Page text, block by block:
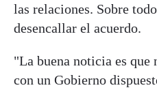
las relaciones. Sobre
desencallar el acuerdo.
"La buena noticia es que
con un Gobierno